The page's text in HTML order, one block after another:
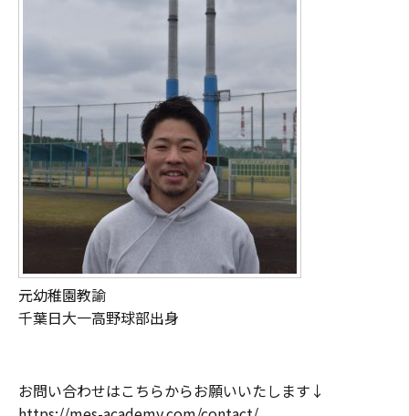
元幼稚園教諭
千葉日大一高野球部出身
お問い合わせはこちらからお願いいたします↓